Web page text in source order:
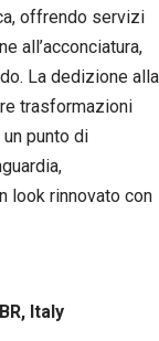
offrendo servizi
all’acconciatura,
La dedizione alla
trasformazioni
punto di
look rinnovato con
Italy